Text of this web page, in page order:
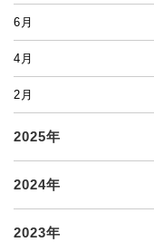
6月
4月
2月
2025年
2024年
2023年